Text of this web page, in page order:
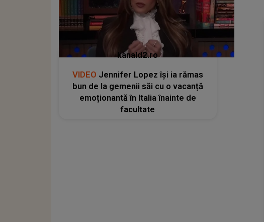
kanald2.ro
VIDEO Jennifer Lopez își ia rămas
bun de la gemenii săi cu o vacanță
emoționantă în Italia înainte de
facultate